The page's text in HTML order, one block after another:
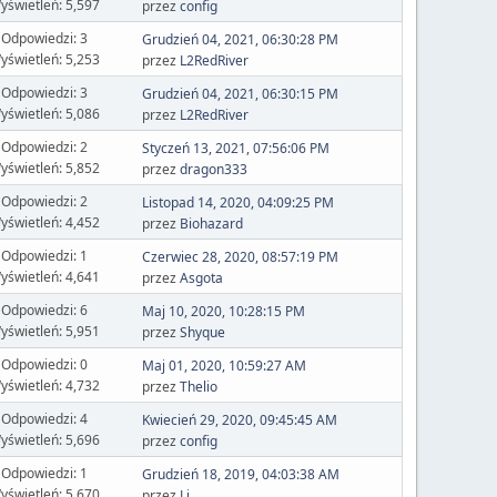
5,597
przezconfig
Odpowiedzi: 3
5,253
Grudzień 04, 2021, 06:30:28 PM
przez L2RedRiver
Odpowiedzi: 3
5,086
Grudzień 04, 2021, 06:30:15 PM
przez L2RedRiver
Odpowiedzi: 2
5,852
Styczeń 13, 2021, 07:56:06 PM
przezdragon333
Odpowiedzi: 2
4,452
Listopad 14, 2020, 04:09:25 PM
przez Biohazard
Odpowiedzi: 1
4,641
Czerwiec 28, 2020, 08:57:19 PM
przezAsgota
Odpowiedzi: 6
5,951
Maj 10, 2020, 10:28:15 PM
przezShyque
Odpowiedzi: 0
4,732
Maj 01, 2020, 10:59:27 AM
przezThelio
Odpowiedzi: 4
5,696
Kwiecień 29, 2020, 09:45:45 AM
przezconfig
Odpowiedzi: 1
Grudzień 18, 2019, 04:03:38 AM